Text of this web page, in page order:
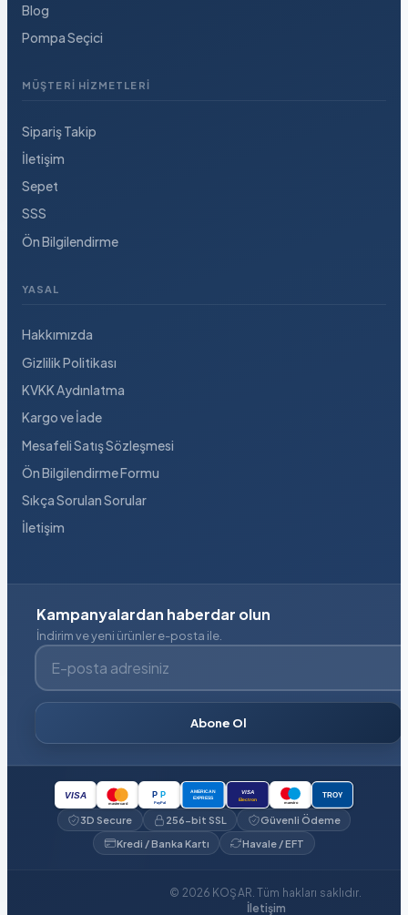
Blog
Pompa Seçici
MÜŞTERI HIZMETLERI
Sipariş Takip
İletişim
Sepet
SSS
Ön Bilgilendirme
YASAL
Hakkımızda
Gizlilik Politikası
KVKK Aydınlatma
Kargo ve İade
Mesafeli Satış Sözleşmesi
Ön Bilgilendirme Formu
Sıkça Sorulan Sorular
İletişim
Kampanyalardan haberdar olun
İndirim ve yeni ürünler e-posta ile.
E-posta adresiniz
Abone Ol
VISA
mastercard
P P
PayPal
AMERICAN
EXPRESS
VISA
Electron
maestro
TROY
3D Secure 256-bit SSL
Güvenli Ödeme
Kredi / Banka Kartı
Havale / EFT
© 2026 KOŞAR. Tüm hakları saklıdır.
İletişim